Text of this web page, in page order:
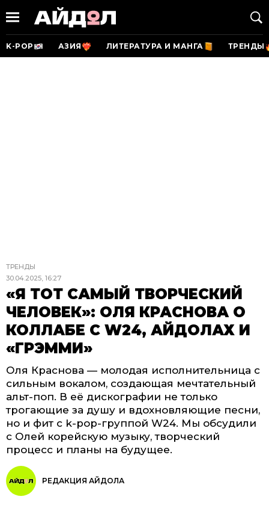
K-POP АЗИЯ ЛИТЕРАТУРА И МАНГА ТРЕНДЫ
ТРЕНДЫ
30.04.2025, 16:27
«Я ТОТ САМЫЙ ТВОРЧЕСКИЙ
ЧЕЛОВЕК»: ОЛЯ КРАСНОВА О
КОЛЛАБЕ С W24, АЙДОЛАХ И
«ГРЭММИ»
Оля Краснова — молодая исполнительница с
сильным вокалом, создающая мечтательный
альт-поп. В её дискографии не только
трогающие за душу и вдохновляющие песни,
но и фит с k-pop-группой W24. Мы обсудили
с Олей корейскую музыку, творческий
процесс и планы на будущее.
РЕДАКЦИЯ АЙДОЛА